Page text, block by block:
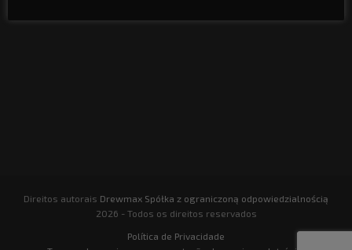
Direitos autorais Drewmax Spółka z ograniczoną odpowiedzialnością
2026 - Todos os direitos reservados
Política de Privacidade